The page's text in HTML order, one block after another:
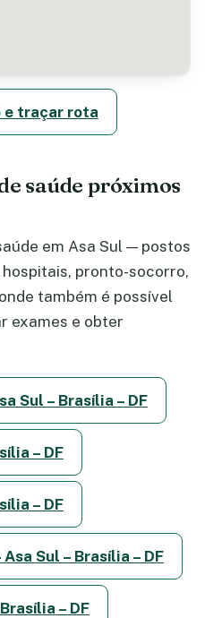
e traçar rota
saúde próximos
em Asa Sul — postos
hospitais, pronto-socorro,
também é possível
exames e obter
Sul – Brasília – DF
– DF
– DF
Sul – Brasília – DF
– DF